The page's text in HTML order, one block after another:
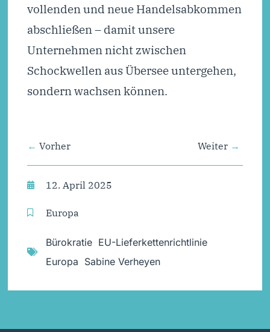
vollenden und neue Handelsabkommen
abschließen – damit unsere
Unternehmen nicht zwischen
Schockwellen aus Übersee untergehen,
sondern wachsen können.
Vorher Weiter
12. April 2025
Europa
Bürokratie, EU-Lieferkettenrichtlinie,
Europa Sabine Verheyen